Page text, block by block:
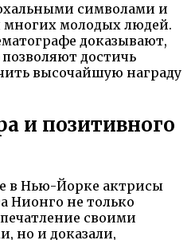
символами и
многих молодых людей.
доказывают,
достичь
высочайшую награду
и позитивного
в Нью-Йорке актрисы
Нионго не только
своими
но и доказали,